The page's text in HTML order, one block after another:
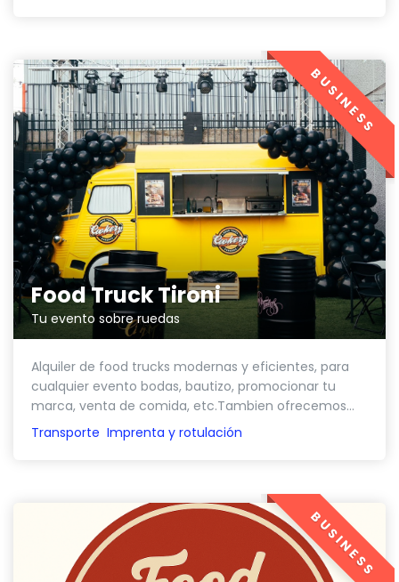
Food Truck Tironi
Tu evento sobre ruedas
Alquiler de food trucks modernas y eficientes, para
cualquier evento bodas, bautizo, promocionar tu
marca, venta de comida, etc.Tambien ofrecemos...
Transporte Imprenta y rotulación
BUSINESS
BUSINESS